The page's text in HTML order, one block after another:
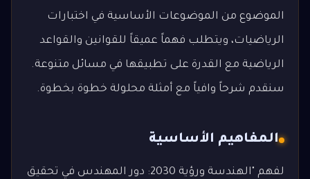
الموضوع من الموضوعات الأساسية في اختبارات
الرياضيات، ويتطلب فهماً عميقاً للقوانين والقواعد
الرياضية مع القدرة على تطبيقها في مسائل متنوعة.
سنقدم شرحاً وافياً مع أمثلة محلولة خطوة بخطوة.
المفاهيم الأساسية
لفهم "الهندسة ورؤية 2030: دور المهندس في تحقيق